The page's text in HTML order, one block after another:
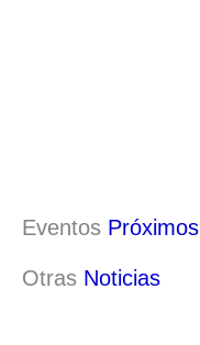
Eventos Próximos
Otras Noticias